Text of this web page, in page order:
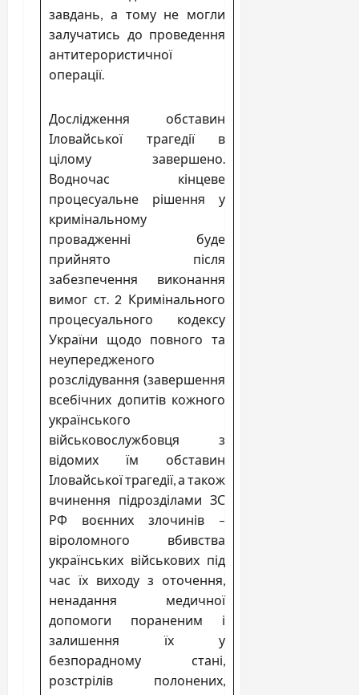
завдань, а тому не могли
залучатись до проведення
антитерористичної
операції.
Дослідження обставин
Іловайської трагедії в
цілому завершено.
Водночас кінцеве
процесуальне рішення у
кримінальному
провадженні буде
прийнято після
забезпечення виконання
вимог ст. 2 Кримінального
процесуального кодексу
України щодо повного та
неупередженого
розслідування (завершення
всебічних допитів кожного
українського
військовослужбовця з
відомих їм обставин
Іловайської трагедії, а також
вчинення підрозділами ЗС
РФ воєнних злочинів –
віроломного вбивства
українських військових під
час їх виходу з оточення,
ненадання медичної
допомоги пораненим і
залишення їх у
безпорадному стані,
розстрілів полонених,